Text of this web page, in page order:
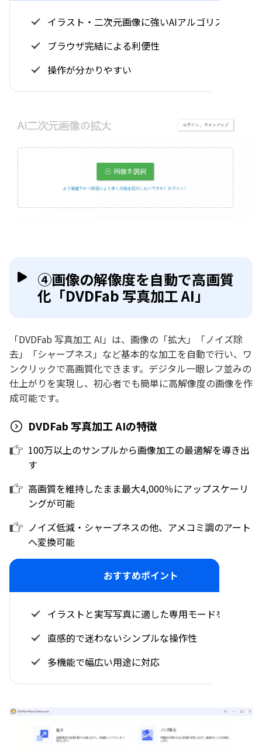
イラスト・二次元画像に強いAIアルゴリズム
ブラウザ完結による利便性
操作が分かりやすい
④画像の解像度を自動で高画質
化「DVDFab 写真加工 AI」
「DVDFab 写真加工 AI」は、画像の「拡大」「ノイズ除
去」「シャープネス」など基本的な加工を自動で行い、ワ
ンクリックで高画質化できます。デジタル一眼レフ並みの
仕上がりを実現し、初心者でも簡単に高解像度の画像を作
成可能です。
DVDFab 写真加工 AIの特徴
100万以上のサンプルから画像加工の最適解を導き出
す
高画質を維持したまま最大4,000％にアップスケーリ
ングが可能
ノイズ低減・シャープネスの他、アメコミ調のアート
へ変換可能
おすすめポイント
イラストと実写写真に適した専用モードを搭載
直感的で迷わないシンプルな操作性
多機能で幅広い用途に対応